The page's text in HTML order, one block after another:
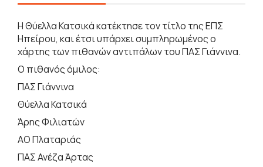
Η Θύελλα Κατσικά κατέκτησε τον τίτλο της ΕΠΣ
Ηπείρου, και έτσι υπάρχει συμπληρωμένος ο
χάρτης των πιθανών αντιπάλων του ΠΑΣ Γιάννινα.
Ο πιθανός όμιλος:
ΠΑΣ Γιάννινα
Θύελλα Κατσικά
Άρης Φιλιατών
ΑΟ Πλαταριάς
ΠΑΣ Ανέζα Άρτας